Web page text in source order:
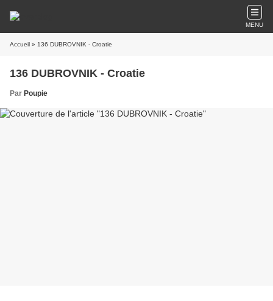
MENU
Accueil » 136 DUBROVNIK - Croatie
136 DUBROVNIK - Croatie
Par Poupie